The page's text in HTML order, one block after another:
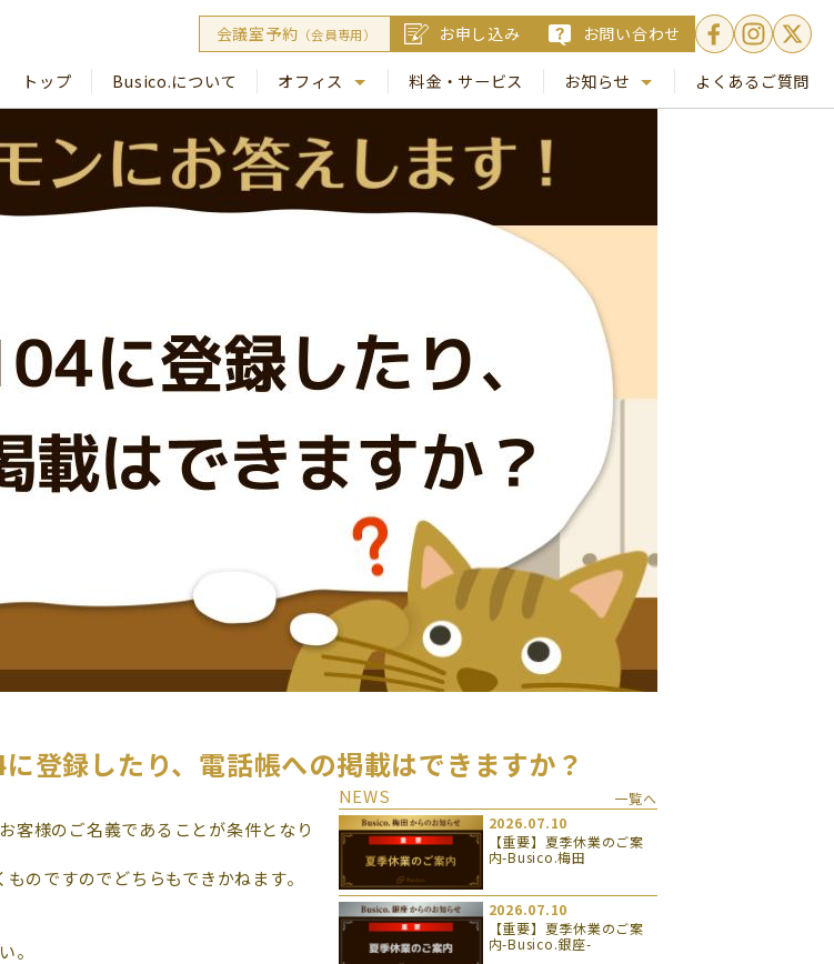
会議室予約 （会員専用） お申し込み お問い合わせ
トップ Busico.について
オフィス
Busico. 梅田
料金・サービス
お知らせ
Busico.通信
よくあるご質問
登録したり、電話帳への掲載はできますか？
客様のご名義であることが条件となり
のですのでどちらもできかねます。
。
NEWS
一覧へ
2026.07.10
【重要】夏季休業のご案
内-Busico.梅田
2026.07.10
【重要】夏季休業のご案
内-Busico.銀座-